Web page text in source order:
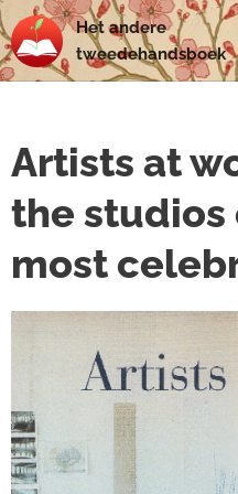
Hetandere
tweedehandsboek
Artists at
the studios
most